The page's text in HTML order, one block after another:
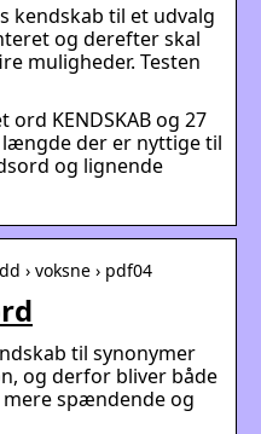
kendskab til et udvalg
og derefter skal
muligheder. Testen
KENDSKAB og 27
der er nyttige til
og lignende
› voksne › pdf04
til synonymer
og derfor bliver både
spændende og